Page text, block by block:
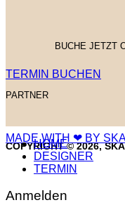
BUCHE JETZT
TERMIN BUCHEN
PARTNER
COPYRIGHT © 2026,
MADE WITH ❤ BY
HOME
DESIGNER
TERMIN
Anmelden